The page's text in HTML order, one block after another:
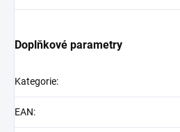
Doplňkové parametry
Kategorie:
EAN: